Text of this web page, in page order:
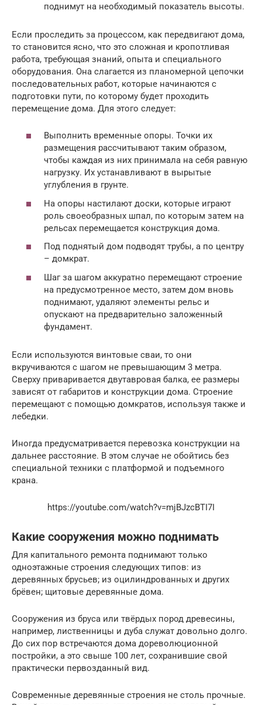
поднимут на необходимый показатель высоты.
Если проследить за процессом, как передвигают дома,
то становится ясно, что это сложная и кропотливая
работа, требующая знаний, опыта и специального
оборудования. Она слагается из планомерной цепочки
последовательных работ, которые начинаются с
подготовки пути, по которому будет проходить
перемещение дома. Для этого следует:
Выполнить временные опоры. Точки их
размещения рассчитывают таким образом,
чтобы каждая из них принимала на себя равную
нагрузку. Их устанавливают в вырытые
углубления в грунте.
На опоры настилают доски, которые играют
роль своеобразных шпал, по которым затем на
рельсах перемещается конструкция дома.
Под поднятый дом подводят трубы, а по центру
– домкрат.
Шаг за шагом аккуратно перемещают строение
на предусмотренное место, затем дом вновь
поднимают, удаляют элементы рельс и
опускают на предварительно заложенный
фундамент.
Если используются винтовые сваи, то они
вкручиваются с шагом не превышающим 3 метра.
Сверху приваривается двутавровая балка, ее размеры
зависят от габаритов и конструкции дома. Строение
перемещают с помощью домкратов, используя также и
лебедки.
Иногда предусматривается перевозка конструкции на
дальнее расстояние. В этом случае не обойтись без
специальной техники с платформой и подъемного
крана.
https://youtube.com/watch?v=mjBJzcBTI7I
Какие сооружения можно поднимать
Для капитального ремонта поднимают только
одноэтажные строения следующих типов: из
деревянных брусьев; из оцилиндрованных и других
брёвен; щитовые деревянные дома.
Сооружения из бруса или твёрдых пород древесины,
например, лиственницы и дуба служат довольно долго.
До сих пор встречаются дома дореволюционной
постройки, а это свыше 100 лет, сохранившие свой
практически первозданный вид.
Современные деревянные строения не столь прочные.